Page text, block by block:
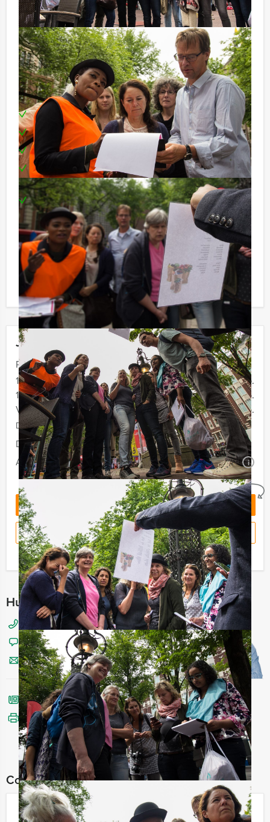
Jouw uitje
Prijs :
12 - 14 personen
€ 89,50 p.p.
15 - 29 personen
€ 84,50 p.p.
Vanaf 30 personen
€ 79,50 p.p.
De prijzen zijn exclusief BTW
Duur:
5 uur en 30 minuten
Aantal:
Minimaal 12 personen i
Geheel vrijblijvend
OFFERTE AANVRAGEN
RESERVEREN
Ik heb een vraag over dit uitje
Hulp nodig bij het kiezen?
070 20 40 155
Chat met Jeroen
Stuur ons een mailtje
Bel mij terug
Bekijk printbare versie
Een uurtje gezellig borrelen onder de fabuleuze
kaskrakers van Nederlandse artiesten. Een echt Haags
café wordt bezocht en de smartlappen kunnen
beginnen. De teksten van de liedjes worden verstrekt,
zodat er geen enkel excuus is om niet mee te zingen!
Inclusief:
Heerlijke lunch
Enthousiaste begeleiding
Gezellige accordeonist
Onbeperkt bier, fris, huiswijn, koffie en thee
tijdens de borrel
Te boeken op uw gewenste dag en tijdstip!
Reservering voor kleinere groepen:
Komt u niet aan het minimale aantal deelnemers voor
dit arrangement? Als u bereid bent voor het minimale
aantal te betalen, kunt u ook gewoon voor minder
personen boeken!
Combineer dit uitje met:
De Jongens tegen de Meisjes in Den